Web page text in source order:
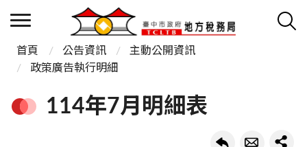
首頁 公告資訊
主動公開資訊
政策廣告執行明細
114年7月明細表